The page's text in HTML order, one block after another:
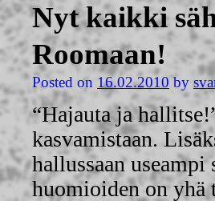
Nyt kaikki
Roomaan!
Posted on 16.02.2010 by
“Hajauta ja
kasvamistaan.
hallussaan
huomioiden on yhä